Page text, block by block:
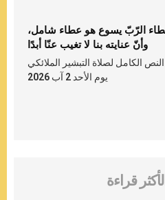
الرّبّ يسوع هو عطاء شامل،
وأنّ عنايته بنا لا تغيب عنّا أبدًا
النص الكامل لصلاة التبشير الملائكي
يوم الأحد 2 آب 2026
قراءة